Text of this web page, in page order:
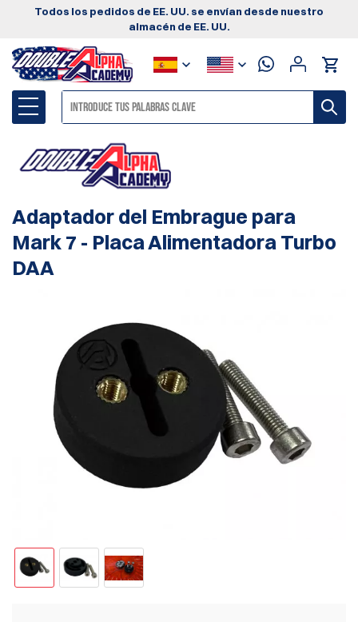
Todos los pedidos de EE. UU. se envían desde nuestro
almacén de EE. UU.
Adaptador del Embrague para
Mark 7 - Placa Alimentadora Turbo
DAA